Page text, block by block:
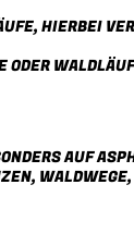
HIERBEI
AUF